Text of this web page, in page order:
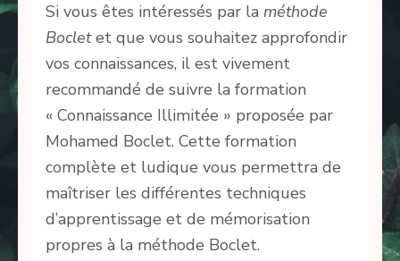
Si vous êtes intéressés par la méthode
Bocletet que vous souhaitez approfondir
vos connaissances, il est vivement
recommandé de suivre la formation
« Connaissance Illimitée » proposée par
Mohamed Boclet. Cette formation
complète et ludique vous permettra de
maîtriser les différentes techniques
d’apprentissage et de mémorisation
propres à la méthode Boclet.